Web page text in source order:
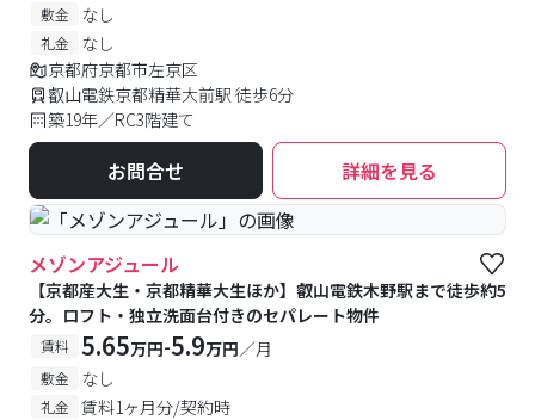
敷金 なし
礼金
なし
京都府京都市左京区
叡山電鉄京都精華大前駅 徒歩6分
築19年／RC3階建て
お問合せ 詳細を見る
メゾンアジュール
【京都産大生・京都精華大生ほか】叡山電鉄木野駅まで徒歩約5
分。ロフト・独立洗面台付きのセパレート物件
賃料 5.65万円-5.9万円／月
敷金 なし
礼金
賃料1ヶ月分/契約時